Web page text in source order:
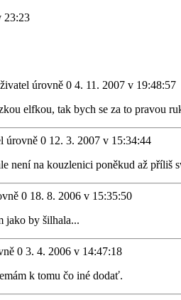
23:23
4. 11. 2007 v 19:48:57
elfkou, tak bych se za to pravou
12. 3. 2007 v 15:34:44
není na kouzlenici poněkud až příliš
18. 8. 2006 v 15:35:50
jako by šilhala...
3. 4. 2006 v 14:47:18
k tomu čo iné dodať.